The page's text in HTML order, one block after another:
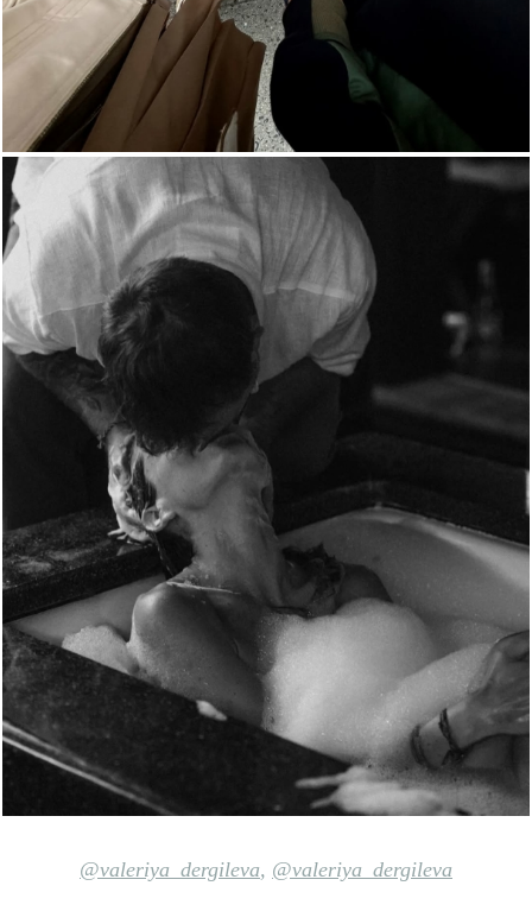
@valeriya_dergileva, @valeriya_dergileva